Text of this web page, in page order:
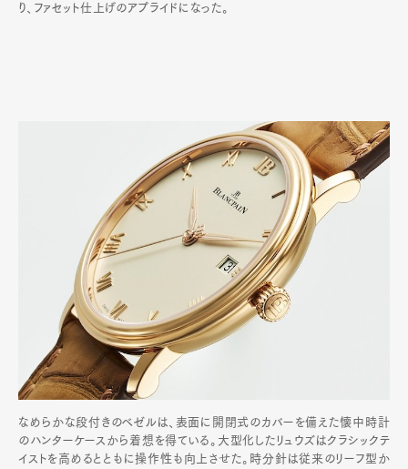
り、ファセット仕上げのアプライドになった。
なめらかな段付きのベゼルは、表面に開閉式のカバーを備えた懐中時計
のハンターケースから着想を得ている。大型化したリュウズはクラシックテ
イストを高めるとともに操作性も向上させた。時分針は従来のリーフ型か